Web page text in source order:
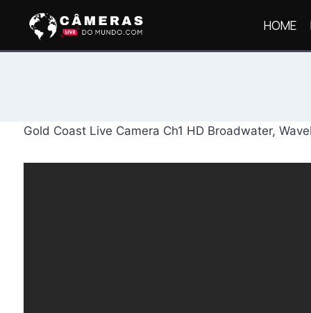
HOME
Gold Coast Live Camera Ch1 HD Broadwater,